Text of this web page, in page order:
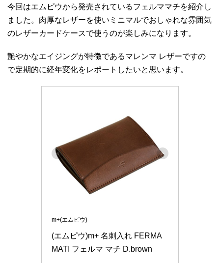
今回はエムピウから発売されているフェルママチを紹介し
ました。肉厚なレザーを使いミニマルでおしゃれな雰囲気
のレザーカードケースで使うのが楽しみになります。
艶やかなエイジングが特徴であるマレンマ レザーですの
で定期的に経年変化をレポートしたいと思います。
m+(エムピウ)
(エムピウ)m+ 名刺入れ FERMA
MATI フェルマ マチ D.brown